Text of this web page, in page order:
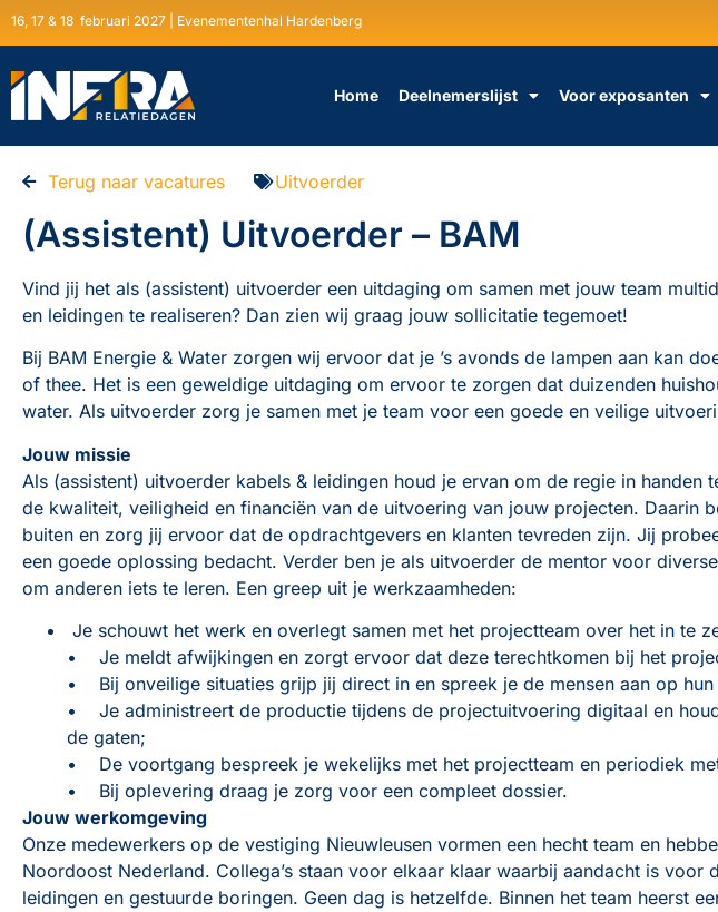
16, 17 & 18 februari 2027 | Evenementenhal Hardenberg
Home Deelnemerslijst Voor exposanten
Terug naar vacatures Uitvoerder
(Assistent) Uitvoerder – BAM
Vind jij het als (assistent) uitvoerder een uitdaging om samen met jouw team
en leidingen te realiseren? Dan zien wij graag jouw sollicitatie tegemoet!
Bij BAM Energie & Water zorgen wij ervoor dat je ’s avonds de lampen aan kan
of thee. Het is een geweldige uitdaging om ervoor te zorgen dat duizenden
water. Als uitvoerder zorg je samen met je team voor een goede en veilige
Jouw missie
Als (assistent) uitvoerder kabels & leidingen houd je ervan om de regie in
de kwaliteit, veiligheid en financiën van de uitvoering van jouw projecten. Daarin
buiten en zorg jij ervoor dat de opdrachtgevers en klanten tevreden zijn. Jij
een goede oplossing bedacht. Verder ben je als uitvoerder de mentor voor
om anderen iets te leren. Een greep uit je werkzaamheden:
Je schouwt het werk en overlegt samen met het projectteam over het in te
• Je meldt afwijkingen en zorgt ervoor dat deze terechtkomen bij het
• Bij onveilige situaties grijp jij direct in en spreek je de mensen aan op
• Je administreert de productie tijdens de projectuitvoering digitaal en
de gaten;
• De voortgang bespreek je wekelijks met het projectteam en periodiek
• Bij oplevering draag je zorg voor een compleet dossier.
Jouw werkomgeving
Onze medewerkers op de vestiging Nieuwleusen vormen een hecht team en
Noordoost Nederland. Collega’s staan voor elkaar klaar waarbij aandacht is
leidingen en gestuurde boringen. Geen dag is hetzelfde. Binnen het team heerst